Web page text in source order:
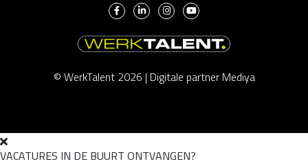
© WerkTalent 2026 | Digitale partner Mediya
VACATURES IN DE BUURT ONTVANGEN?